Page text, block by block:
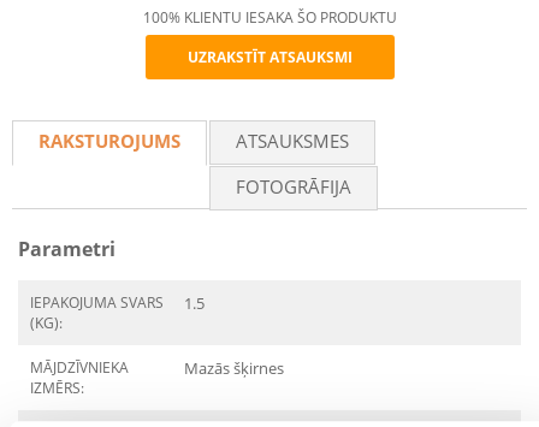
Recommend
100% KLIENTU IESAKA ŠO PRODUKTU
UZRAKSTĪT ATSAUKSMI
RAKSTUROJUMS
ATSAUKSMES
FOTOGRĀFIJA
Parametri
IEPAKOJUMA SVARS
(KG):
1.5
MĀJDZĪVNIEKA
IZMĒRS:
Mazās šķirnes